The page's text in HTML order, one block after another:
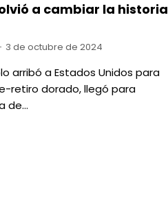
a cambiar la historia
3 de octubre de 2024
arribó a Estados Unidos para
retiro dorado, llegó para
de…